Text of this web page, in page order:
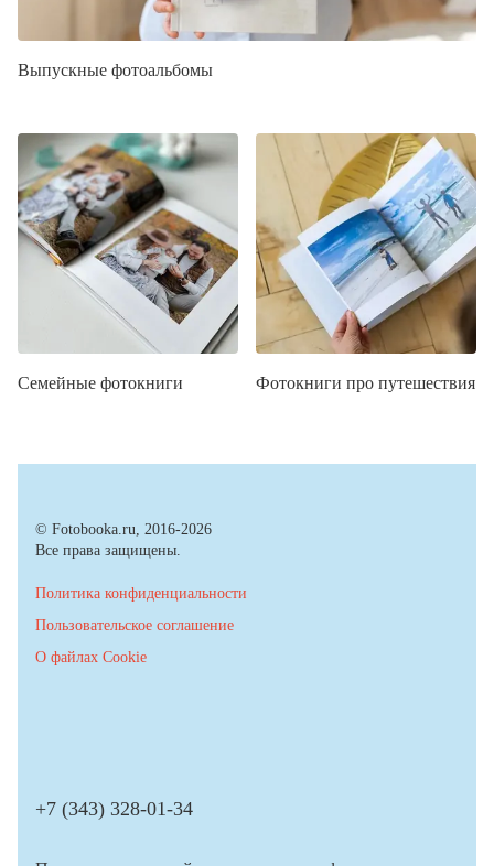
Выпускные фотоальбомы
Семейные фотокниги Фотокниги про путешествия
© Fotobooka.ru, 2016-2026
Все права защищены.
Политика конфиденциальности
Пользовательское соглашение
О файлах Cookie
+7 (343) 328-01-34